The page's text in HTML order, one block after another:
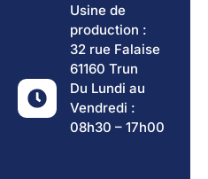
Usine de
production :
32 rue Falaise
61160 Trun
Du Lundi au
Vendredi :
08h30 – 17h00